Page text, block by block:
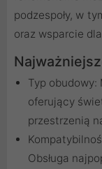
podzespoły, w
oraz wsparcie
Typ obudowy:
oferujący
przestrzenią
Obsługa